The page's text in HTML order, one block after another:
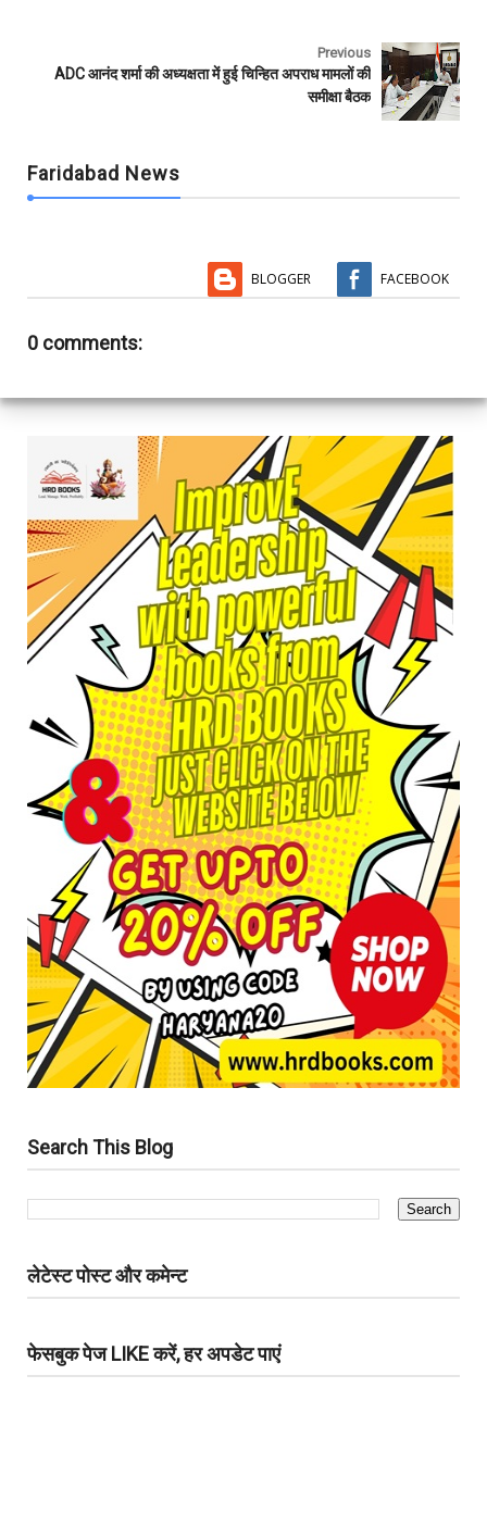
Previous
ADC आनंद शर्मा की अध्यक्षता में हुई चिन्हित अपराध मामलों की
समीक्षा बैठक
Faridabad News
BLOGGER FACEBOOK
0 comments:
Search This Blog
लेटेस्ट पोस्ट और कमेन्ट
फेसबुक पेज LIKE करें, हर अपडेट पाएं